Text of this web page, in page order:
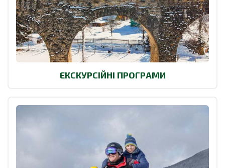
ЕКСКУРСІЙНІ ПРОГРАМИ